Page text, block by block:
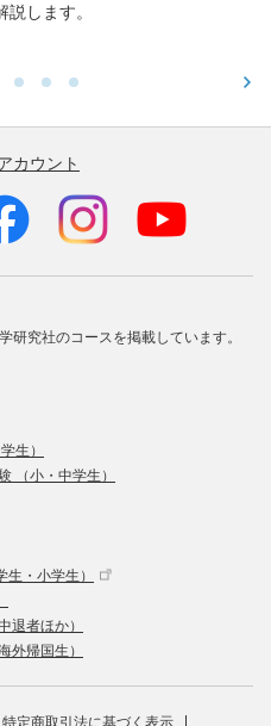
説します。
カウント
究社のコースを掲載しています。
生）
（小・中学生）
・小学生）
退者ほか）
帰国生）
特定商取引法に基づく表示